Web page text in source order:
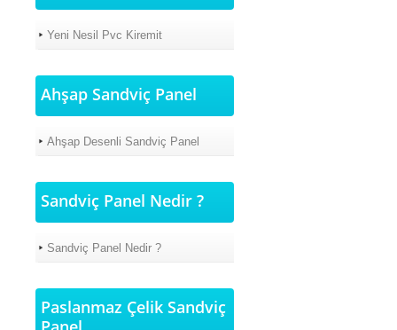
Yeni Nesil Pvc Kiremit
Ahşap Sandviç Panel
Ahşap Desenli Sandviç Panel
Sandviç Panel Nedir ?
Sandviç Panel Nedir ?
Paslanmaz Çelik Sandviç